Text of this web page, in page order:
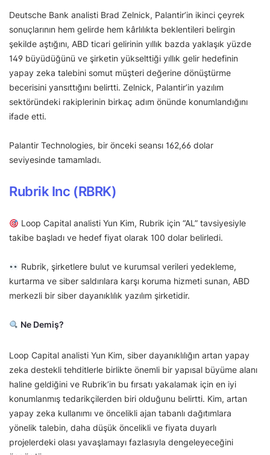
Deutsche Bank analisti Brad Zelnick, Palantir’in ikinci çeyrek
sonuçlarının hem gelirde hem kârlılıkta beklentileri belirgin
şekilde aştığını, ABD ticari gelirinin yıllık bazda yaklaşık yüzde
149 büyüdüğünü ve şirketin yükselttiği yıllık gelir hedefinin
yapay zeka talebini somut müşteri değerine dönüştürme
becerisini yansıttığını belirtti. Zelnick, Palantir’in yazılım
sektöründeki rakiplerinin birkaç adım önünde konumlandığını
ifade etti.
Palantir Technologies, bir önceki seansı 162,66 dolar
seviyesinde tamamladı.
Rubrik Inc (RBRK)
Loop Capital analisti Yun Kim, Rubrik için “AL” tavsiyesiyle
takibe başladı ve hedef fiyat olarak 100 dolar belirledi.
Rubrik, şirketlere bulut ve kurumsal verileri yedekleme,
kurtarma ve siber saldırılara karşı koruma hizmeti sunan, ABD
merkezli bir siber dayanıklılık yazılım şirketidir.
Ne Demiş?
Loop Capital analisti Yun Kim, siber dayanıklılığın artan yapay
zeka destekli tehditlerle birlikte önemli bir yapısal büyüme alanı
haline geldiğini ve Rubrik’in bu fırsatı yakalamak için en iyi
konumlanmış tedarikçilerden biri olduğunu belirtti. Kim, artan
yapay zeka kullanımı ve öncelikli ajan tabanlı dağıtımlara
yönelik talebin, daha düşük öncelikli ve fiyata duyarlı
projelerdeki olası yavaşlamayı fazlasıyla dengeleyeceğini